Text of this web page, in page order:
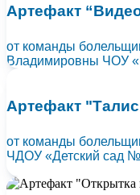
Артефакт
от команды
Владимировны ЧОУ
Артефакт
от команды
ЧДОУ «Детский сад